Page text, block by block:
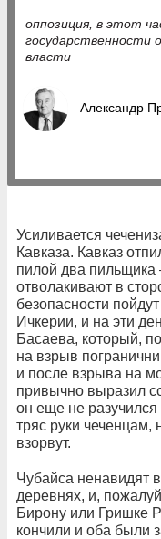
оппозиция, в этот
государственности
власти
Александр
Усиливается
Кавказа. Кавказ
пилой два
отволакивают в
безопасности
Ичкерии, и на эти
Басаева, который,
на взрыв
и после взрыва на
привычно выразил
он еще не
тряс руки чеченцам,
взорвут.
Чубайса ненавидят
деревнях, и,
Бирону или Гришке
кончили и оба были